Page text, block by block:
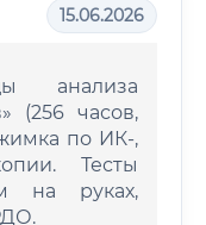
15.06.2026
анализа
(256 часов,
по ИК-,
Тесты
на руках,